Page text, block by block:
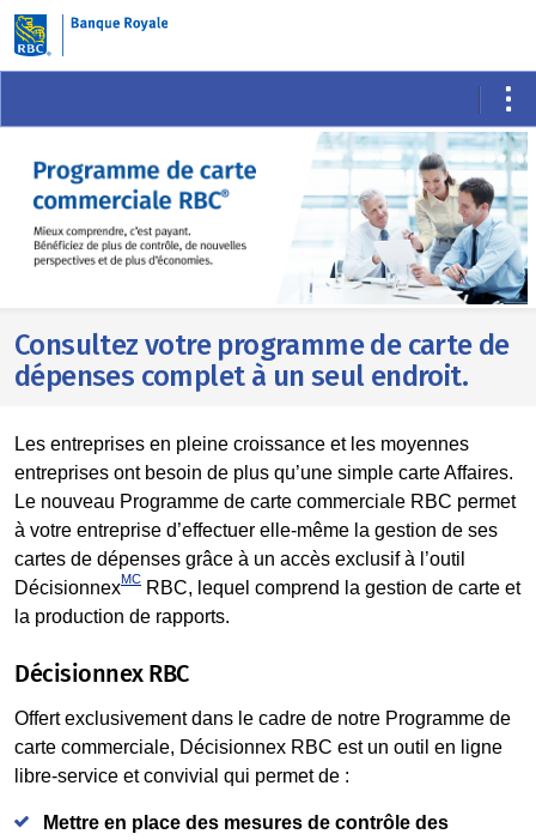
Skip
main
Consultez votre programme de carte de
dépenses complet à un seul endroit.
Les entreprises en pleine croissance et les moyennes
entreprises ont besoin de plus qu’une simple carte Affaires.
Le nouveau Programme de carte commerciale RBC permet
à votre entreprise d’effectuer elle-même la gestion de ses
cartes de dépenses grâce à un accès exclusif à l’outil
DécisionnexMC RBC, lequel comprend la gestion de carte et
la production de rapports.
Décisionnex RBC
Offert exclusivement dans le cadre de notre Programme de
carte commerciale, Décisionnex RBC est un outil en ligne
libre-service et convivial qui permet de :
Mettre en place des mesures de contrôle des